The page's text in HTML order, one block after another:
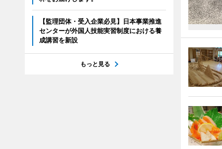
【監理団体・受入企業必見】日本事業推進
センターが外国人技能実習制度における養
成講習を新設
もっと見る